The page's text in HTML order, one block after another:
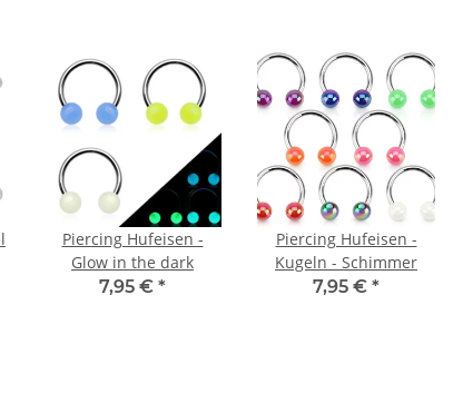
Piercing Hufeisen -
Glow in the dark
7,95 € *
Piercing Hufeisen -
Kugeln - Schimmer
7,95 € *